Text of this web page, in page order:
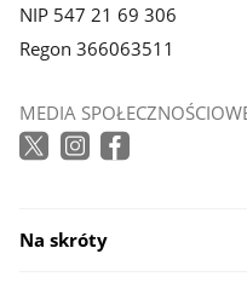
NIP 547 21 69 306
Regon 366063511
MEDIA
Na skróty